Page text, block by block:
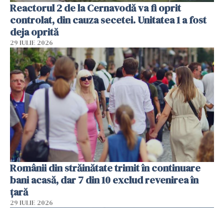
Reactorul 2 de la Cernavodă va fi oprit
controlat, din cauza secetei. Unitatea 1 a fost
deja oprită
29 IULIE 2026
Românii din străinătate trimit în continuare
bani acasă, dar 7 din 10 exclud revenirea în
țară
29 IULIE 2026